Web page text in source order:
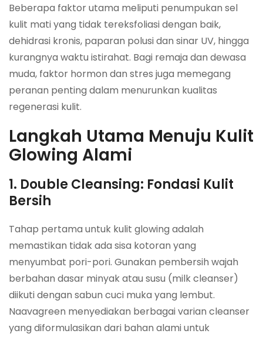
Beberapa faktor utama meliputi penumpukan sel
kulit mati yang tidak tereksfoliasi dengan baik,
dehidrasi kronis, paparan polusi dan sinar UV, hingga
kurangnya waktu istirahat. Bagi remaja dan dewasa
muda, faktor hormon dan stres juga memegang
peranan penting dalam menurunkan kualitas
regenerasi kulit.
Langkah Utama Menuju Kulit
Glowing Alami
1. Double Cleansing: Fondasi Kulit
Bersih
Tahap pertama untuk kulit glowing adalah
memastikan tidak ada sisa kotoran yang
menyumbat pori-pori. Gunakan pembersih wajah
berbahan dasar minyak atau susu (milk cleanser)
diikuti dengan sabun cuci muka yang lembut.
Naavagreen menyediakan berbagai varian cleanser
yang diformulasikan dari bahan alami untuk